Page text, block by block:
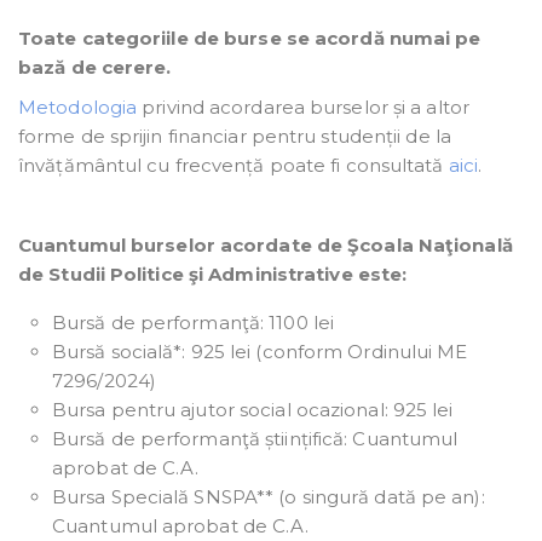
Toate categoriile de burse se acordă numai pe
bază de cerere.
Metodologia privind acordarea burselor și a altor
forme de sprijin financiar pentru studenții de la
învățământul cu frecvență poate fi consultată aici.
Cuantumul burselor acordate de Şcoala Naţională
de Studii Politice şi Administrative este:
Bursă de performanţă: 1100 lei
Bursă socială*: 925 lei (conform Ordinului ME
7296/2024)
Bursa pentru ajutor social ocazional: 925 lei
Bursă de performanţă științifică: Cuantumul
aprobat de C.A.
Bursa Specială SNSPA** (o singură dată pe an):
Cuantumul aprobat de C.A.